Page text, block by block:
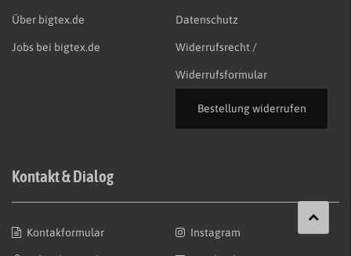
Über bigtex.de
Jobs bei bigtex.de
Datenschutz
Widerrufsrecht /
Widerrufsformular
Bestellung widerrufen
Kontakt & Dialog
Kontakformular Instagram